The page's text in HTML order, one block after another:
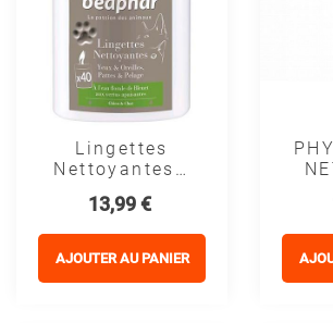
Lingettes
Nettoyantes -
Prix
13,99 €
AJOUTER AU PANIER